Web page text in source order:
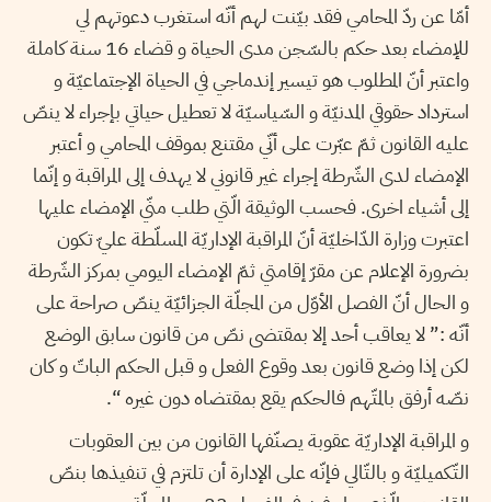
أمّا عن ردّ المحامي فقد بيّنت لهم أنّه استغرب دعوتهم لي
للإمضاء بعد حكم بالسّجن مدى الحياة و قضاء 16 سنة كاملة
واعتبر أنّ المطلوب هو تيسير إندماجي في الحياة الإجتماعيّة و
استرداد حقوقي المدنيّة و السّياسيّة لا تعطيل حياتي بإجراء لا ينصّ
عليه القانون ثمّ عبّرت على أنّي مقتنع بموقف المحامي و أعتبر
الإمضاء لدى الشّرطة إجراء غير قانوني لا يهدف إلى المراقبة و إنّما
إلى أشياء اخرى. فحسب الوثيقة الّتي طلب منّي الإمضاء عليها
اعتبرت وزارة الدّاخليّة أنّ المراقبة الإداريّة المسلّطة عليّ تكون
بضرورة الإعلام عن مقرّ إقامتي ثمّ الإمضاء اليومي بمركز الشّرطة
و الحال أنّ الفصل الأوّل من المجلّة الجزائيّة ينصّ صراحة على
أنّه :” لا يعاقب أحد إلا بمقتضى نصّ من قانون سابق الوضع
لكن إذا وضع قانون بعد وقوع الفعل و قبل الحكم الباتّ و كان
نصّه أرفق بالمتّهم فالحكم يقع بمقتضاه دون غيره “.
و المراقبة الإداريّة عقوبة يصنّفها القانون من بين العقوبات
التّكميليّة و بالتّالي فإنّه على الإدارة أن تلتزم في تنفيذها بنصّ